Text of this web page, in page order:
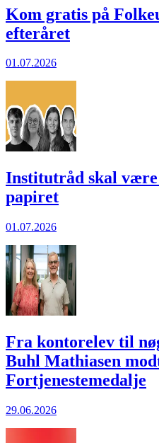
Kom gratis på
efteråret
01.07.2026
Institutråd skal være
papiret
01.07.2026
Fra kontorelev til
Buhl Mathiasen
Fortjenestemedalje
29.06.2026